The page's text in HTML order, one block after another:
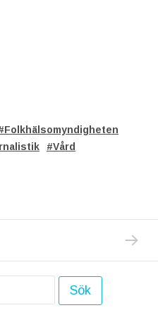
Folkhälsomyndigheten
Vård
MORDET I NEXT